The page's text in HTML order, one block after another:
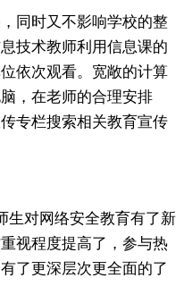
同时又不影响学校的整
技术教师利用信息课的
依次观看。宽敞的计算
，在老师的合理安排
专栏搜索相关教育宣传
生对网络安全教育有了新
视程度提高了，参与热
了更深层次更全面的了